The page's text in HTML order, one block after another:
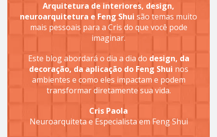
Arquitetura de interiores, design,
neuroarquitetura e Feng Shui são temas muito
mais pessoais para a Cris do que você pode
imaginar.
Este blog abordará o dia a dia do design, da
decoração, da aplicação do Feng Shui nos
ambientes e como eles impactam e podem
transformar diretamente sua vida.
Cris Paola
Neuroarquiteta e Especialista em Feng Shui